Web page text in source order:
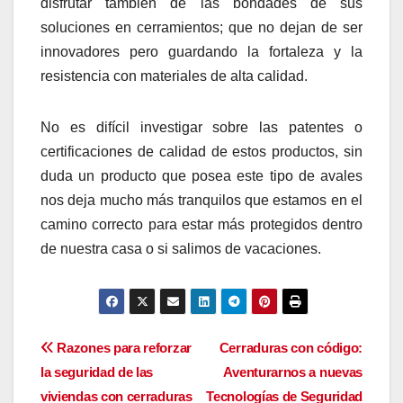
disfrutar también de las bondades de sus
soluciones en cerramientos; que no dejan de ser
innovadores pero guardando la fortaleza y la
resistencia con materiales de alta calidad.
No es difícil investigar sobre las patentes o
certificaciones de calidad de estos productos, sin
duda un producto que posea este tipo de avales
nos deja mucho más tranquilos que estamos en el
camino correcto para estar más protegidos dentro
de nuestra casa o si salimos de vacaciones.
Navegación
de
Cerraduras con código:
Aventurarnos a nuevas
Tecnologías de Seguridad
Razones para reforzar
la seguridad de las
viviendas con cerraduras